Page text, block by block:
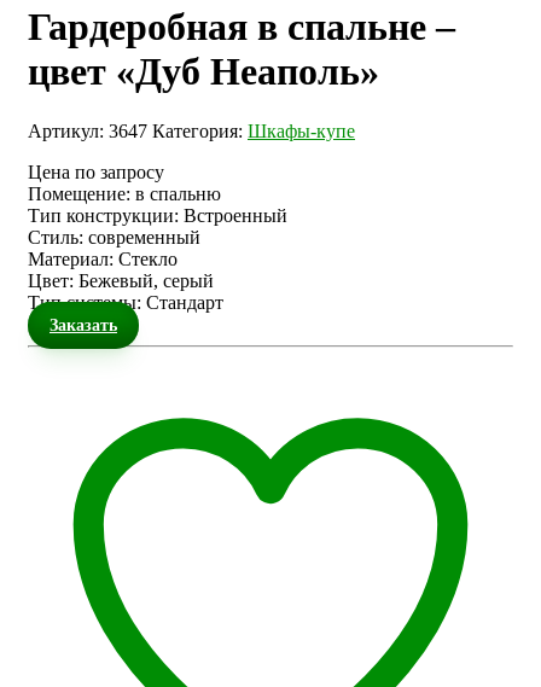
Гардеробная в спальне –
цвет «Дуб Неаполь»
Артикул: 3647 Категория: Шкафы-купе
Цена по запросу
Помещение: в спальню
Тип конструкции: Встроенный
Стиль: современный
Материал: Стекло
Цвет: Бежевый, серый
Тип системы: Стандарт
Заказать